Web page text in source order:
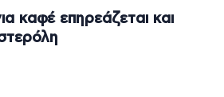
καφέ επηρεάζεται και